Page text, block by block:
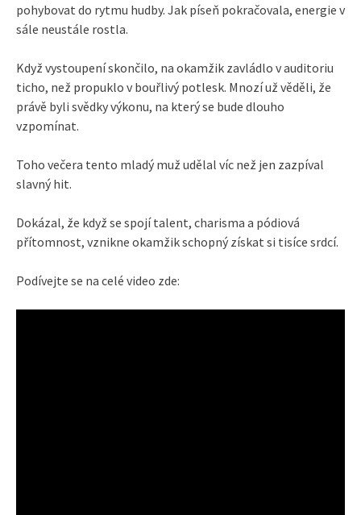
pohybovat do rytmu hudby. Jak píseň pokračovala, energie v
sále neustále rostla.
Když vystoupení skončilo, na okamžik zavládlo v auditoriu
ticho, než propuklo v bouřlivý potlesk. Mnozí už věděli, že
právě byli svědky výkonu, na který se bude dlouho
vzpomínat.
Toho večera tento mladý muž udělal víc než jen zazpíval
slavný hit.
Dokázal, že když se spojí talent, charisma a pódiová
přítomnost, vznikne okamžik schopný získat si tisíce srdcí.
Podívejte se na celé video zde: